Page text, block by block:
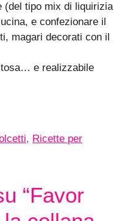
(del tipo mix di liquirizia
e confezionare il
magari decorati con il
e realizzabile
, Ricette per
“Favor